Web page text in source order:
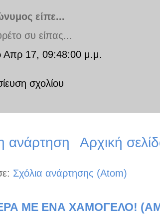
είπε...
συ είπας...
Απρ 17, 09:48:00 μ.μ.
σχολίου
ανάρτηση Αρχική
Σχόλια ανάρτησης (Atom)
ΜΕ ΕΝΑ ΧΑΜΟΓΕΛΟ!